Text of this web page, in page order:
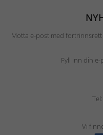
Motta e-post med
Fyll inn din
Vi